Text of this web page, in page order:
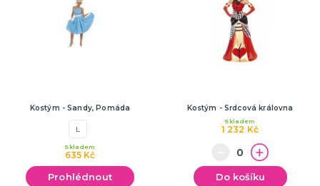
Kostým - Sandy, Pomáda
L
635 Kč
Skladem
Prohlédnout
Kostým - Srdcová královna
1 232 Kč
Skladem
Do košíku